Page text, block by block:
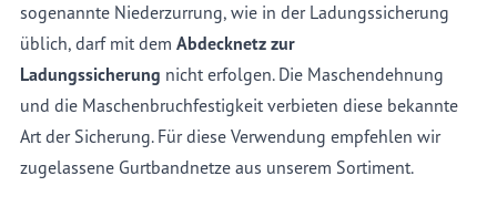
sogenannte Niederzurrung, wie in der Ladungssicherung
üblich, darf mit dem Abdecknetz zur
Ladungssicherung nicht erfolgen. Die Maschendehnung
und die Maschenbruchfestigkeit verbieten diese bekannte
Art der Sicherung. Für diese Verwendung empfehlen wir
zugelassene Gurtbandnetze aus unserem Sortiment.